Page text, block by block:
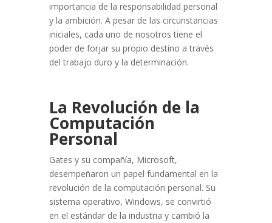
importancia de la responsabilidad personal
y la ambición. A pesar de las circunstancias
iniciales, cada uno de nosotros tiene el
poder de forjar su propio destino a través
del trabajo duro y la determinación.
La Revolución de la
Computación
Personal
Gates y su compañía, Microsoft,
desempeñaron un papel fundamental en la
revolución de la computación personal. Su
sistema operativo, Windows, se convirtió
en el estándar de la industria y cambió la